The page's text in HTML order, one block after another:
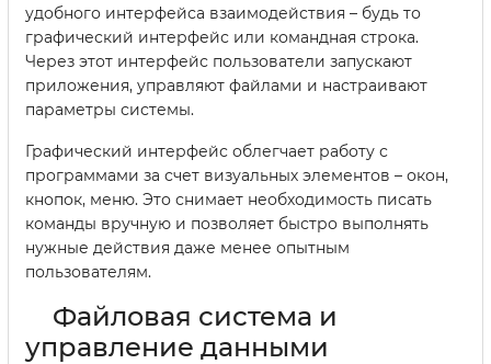
удобного интерфейса взаимодействия – будь то
графический интерфейс или командная строка.
Через этот интерфейс пользователи запускают
приложения, управляют файлами и настраивают
параметры системы.
Графический интерфейс облегчает работу с
программами за счет визуальных элементов – окон,
кнопок, меню. Это снимает необходимость писать
команды вручную и позволяет быстро выполнять
нужные действия даже менее опытным
пользователям.
Файловая система и
управление данными